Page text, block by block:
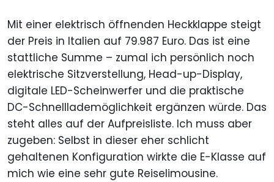
Mit einer elektrisch öffnenden Heckklappe steigt
der Preis in Italien auf 79.987 Euro. Das ist eine
stattliche Summe – zumal ich persönlich noch
elektrische Sitzverstellung, Head-up-Display,
digitale LED-Scheinwerfer und die praktische
DC-Schnelllademöglichkeit ergänzen würde. Das
steht alles auf der Aufpreisliste. Ich muss aber
zugeben: Selbst in dieser eher schlicht
gehaltenen Konfiguration wirkte die E-Klasse auf
mich wie eine sehr gute Reiselimousine.